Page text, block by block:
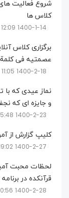
کلاس ها
1400-1-14 12:09
برگزاری کلاس
عصمتیه فی کلمة
1400-2-18 11:05
نماز عیدی که با
و جایزه ای که
1400-2-23 15:48
کلیپ گزارش از
1400-2-27 19:02
لحظات محبت
قرآنکده در
1400-2-28 10:56